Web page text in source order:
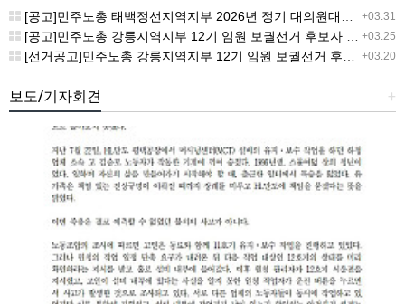
공고
+03.31
[공고]민주노총 태백정선지역지부 2026년 정기 대의원대회 재소집 건
+03.25
[공고]민주노총 강릉지역지부 12기 임원 보궐선거 후보자 확정 공고
+03.20
[선거공고]민주노총 강릉지역지부 12기 임원 보궐선거 후보 등록 기간 연장 공고
+
보도/기자회견